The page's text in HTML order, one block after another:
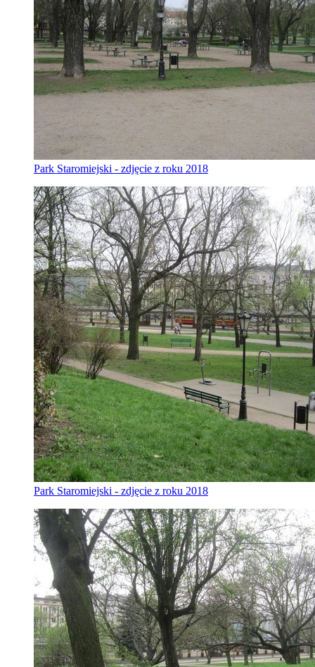
Park Staromiejski - zdjęcie z roku 2018
Park Staromiejski - zdjęcie z roku 2018